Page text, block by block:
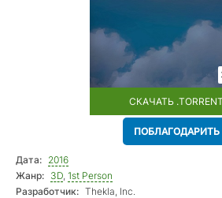
СКАЧАТЬ .TORRENT
ПОБЛАГОДАРИТЬ
Дата: 2016
Жанр: 3D, 1st Person
Разработчик: Thekla, Inc.